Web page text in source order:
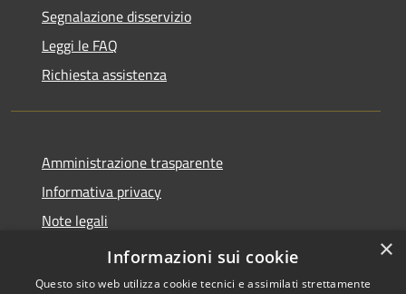
Segnalazione disservizio
Leggi le FAQ
Richiesta assistenza
Amministrazione trasparente
Informativa privacy
Note legali
Dichiarazione di accessibilità
×
Informazioni sui cookie
Questo sito web utilizza cookie tecnici e assimilati strettamente